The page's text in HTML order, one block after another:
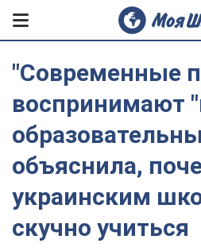
"Современные
воспринимают
объяснила,
украинским
скучно учиться